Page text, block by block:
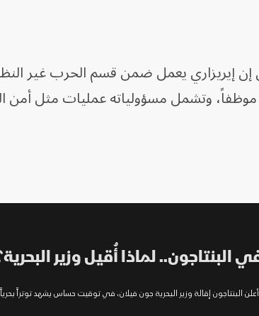
إن إيريزاري يعمل ضمن قسم الحرب غير
البنتاجون.. لماذا أُقيل وزير
البنتاجون إقالة وزير البحرية جون فيلان، في توقيت حساس يشهد توتراً